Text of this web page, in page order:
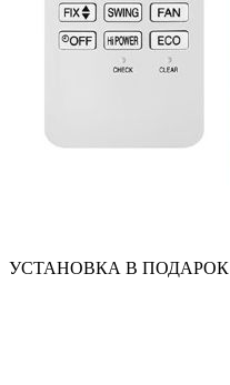
УСТАНОВКА В ПОДАРОК